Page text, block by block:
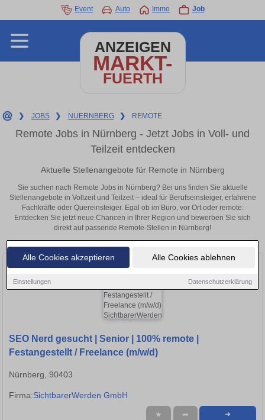
Alle Cookies akzeptieren Alle Cookies ablehnen
Einstellungen Datenschutzerklärung
Event Auto Immo Job
ANZEIGEN
MARKT-
FUERTH
❯ JOBS ❯ NUERNBERG ❯ REMOTE
Remote Jobs in Nürnberg - Jetzt Jobs in Voll- und
Teilzeit entdecken
Aktuelle Stellenangebote für Remote in Nürnberg
Sie suchen nach Remote Jobs in Nürnberg? Bei uns finden Sie aktuelle
Stellenangebote in Vollzeit und Teilzeit – ideal für Berufseinsteiger, erfahrene
Fachkräfte oder Quereinsteiger. Egal ob im Büro, vor Ort oder remote:
Entdecken Sie jetzt neue Chancen in Ihrer Region und bewerben Sie sich
direkt auf passende Remote-Stellen in Nürnberg!
SEO Nerd gesucht | Senior | 100% remote |
Festangestellt / Freelance (m/w/d)
Nürnberg, 90403
Firma:SichtbarerWerden GmbH
★ ➦ ➜